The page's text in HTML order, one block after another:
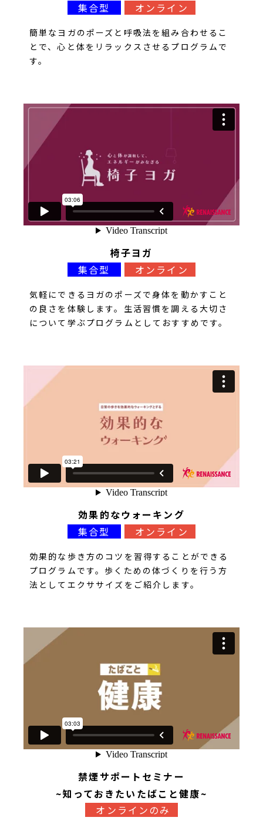
集合型
オンライン
簡単なヨガのポーズと呼吸法を組み合わせるこ
とで、心と体をリラックスさせるプログラムで
す。
椅子ヨガ
集合型
オンライン
気軽にできるヨガのポーズで身体を動かすこと
の良さを体験します。生活習慣を調える大切さ
について学ぶプログラムとしておすすめです。
効果的なウォーキング
集合型
オンライン
効果的な歩き方のコツを習得することができる
プログラムです。歩くための体づくりを行う方
法としてエクササイズをご紹介します。
禁煙サポートセミナー
~知っておきたいたばこと健康~
オンラインのみ